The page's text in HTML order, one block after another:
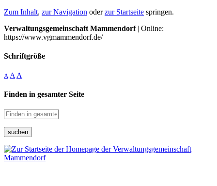
Zum Inhalt, zur Navigation oderzur Startseite springen.
Verwaltungsgemeinschaft Mammendorf| Online:
https://www.vgmammendorf.de/
Schriftgröße
A A A
Finden in gesamter Seite
suchen